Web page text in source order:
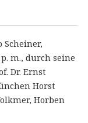
Scheiner,
m., durch seine
Dr. Ernst
Horst
Horben